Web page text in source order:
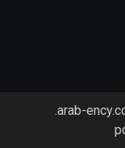
arab-